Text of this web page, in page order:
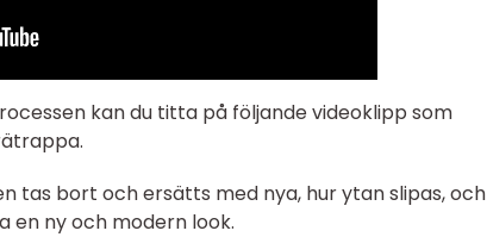
kan du titta på följande videoklipp som
tas bort och ersätts med nya, hur ytan slipas, och
en ny och modern look.